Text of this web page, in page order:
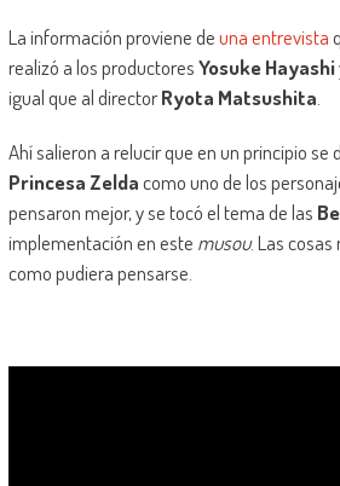
La información proviene deuna entrevista
realizó a los productoresYosuke Hayashi
igual que al directorRyota Matsushita
Ahí salieron a relucir que en un principio se
Princesa Zeldacomo uno de los
pensaron mejor, y se tocó el tema de las
implementación en este musou. Las
como pudiera pensarse.